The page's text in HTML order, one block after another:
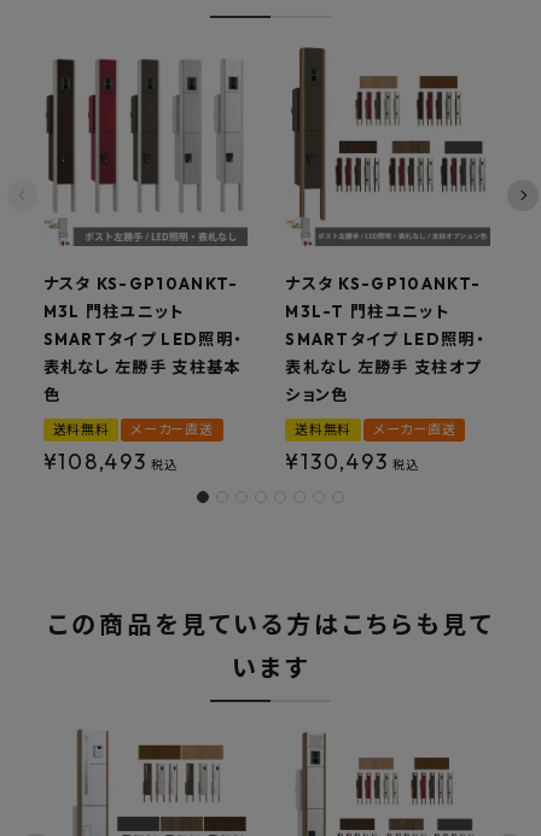
ナスタ KS-GP10ANKT-
M3L 門柱ユニット
SMARTタイプ LED照明・
表札なし 左勝手 支柱基本
色
送料無料 メーカー直送
¥108,493 税込
ナスタ KS-GP10ANKT-
M3L-T 門柱ユニット
SMARTタイプ LED照明・
表札なし 左勝手 支柱オプ
ション色
送料無料 メーカー直送
¥130,493 税込
この商品を見ている方はこちらも見て
います